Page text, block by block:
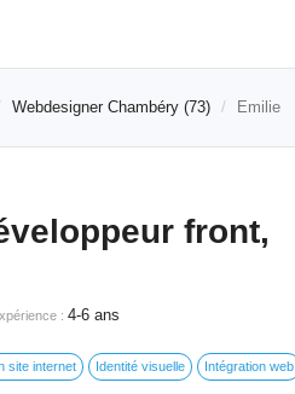
Webdesigner Chambéry (73) Emilie
front,
: 4-6 ans
site internet Identité visuelle Intégration web